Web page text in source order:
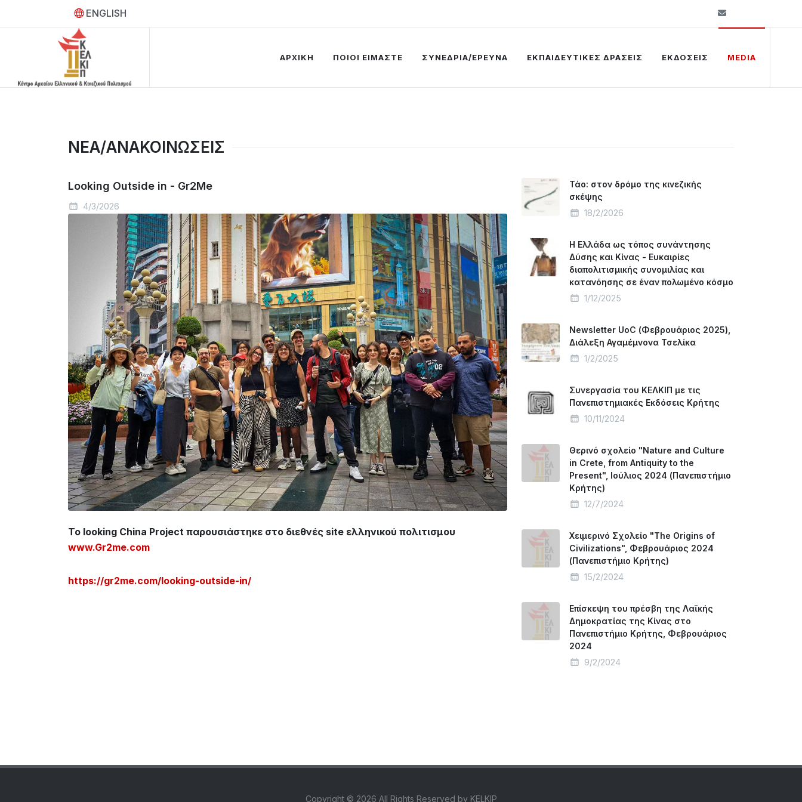
ENGLISH
ΑΡΧΙΚΗ ΠΟΙΟΙ ΕΙΜΑΣΤΕ ΣΥΝΕΔΡΙΑ/ΕΡΕΥΝΑ ΕΚΠΑΙΔΕΥΤΙΚΕΣ ΔΡΑΣΕΙΣ ΕΚΔΟΣΕΙΣ MEDIA
ΝΕΑ/ΑΝΑΚΟΙΝΩΣΕΙΣ
Looking Outside in - Gr2Me
4/3/2026
To looking China Project παρουσιάστηκε στο διεθνές site ελληνικού πολιτισμου
www.Gr2me.com
https://gr2me.com/looking-outside-in/
Τάο: στον δρόμο της κινεζικής
σκέψης
18/2/2026
Η Ελλάδα ως τόπος συνάντησης
Δύσης και Κίνας - Ευκαιρίες
διαπολιτισμικής συνομιλίας και
κατανόησης σε έναν πολωμένο κόσμο
1/12/2025
Newsletter UoC (Φεβρουάριος 2025),
Διάλεξη Αγαμέμνονα Τσελίκα
1/2/2025
Συνεργασία του ΚΕΛΚΙΠ με τις
Πανεπιστημιακές Εκδόσεις Κρήτης
10/11/2024
Θερινό σχολείο "Nature and Culture
in Crete, from Antiquity to the
Present", Ιούλιος 2024 (Πανεπιστήμιο
Κρήτης)
12/7/2024
Χειμερινό Σχολείο "The Origins of
Civilizations", Φεβρουάριος 2024
(Πανεπιστήμιο Κρήτης)
15/2/2024
Επίσκεψη του πρέσβη της Λαϊκής
Δημοκρατίας της Κίνας στο
Πανεπιστήμιο Κρήτης, Φεβρουάριος
2024
9/2/2024
Copyright © 2026 All Rights Reserved by KELKIP